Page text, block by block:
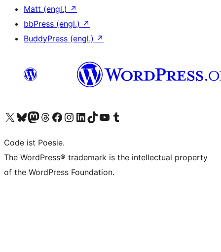
Matt (engl.) ↗
bbPress (engl.) ↗
BuddyPress (engl.) ↗
Das X-Konto (früher Twitter) von WordPress.org besuchen
Das Bluesky-Konto von WordPress.org besuchen
Das Mastodon-Konto von WordPress.org besuchen
Das Threads-Konto von WordPress.org besuchen
Die Facebook-Seite von WordPress.org besuchen
Das Instagram-Konto von WordPress.org besuchen
Das LinkedIn-Konto von WordPress.org besuchen
Das TikTok-Konto von WordPress.org besuchen
Den YouTube-Kanal von WordPress.org besuchen
Das Tumblr-Konto von WordPress.org besuchen
Code ist Poesie.
The WordPress® trademark is the intellectual property
of the WordPress Foundation.